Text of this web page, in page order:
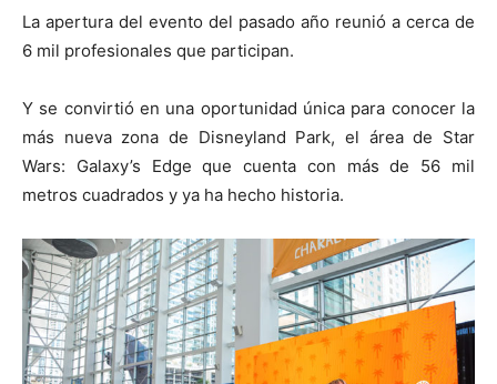
La apertura del evento del pasado año reunió a cerca de
6 mil profesionales que participan.
Y se convirtió en una oportunidad única para conocer la
más nueva zona de Disneyland Park, el área de Star
Wars: Galaxy’s Edge que cuenta con más de 56 mil
metros cuadrados y ya ha hecho historia.